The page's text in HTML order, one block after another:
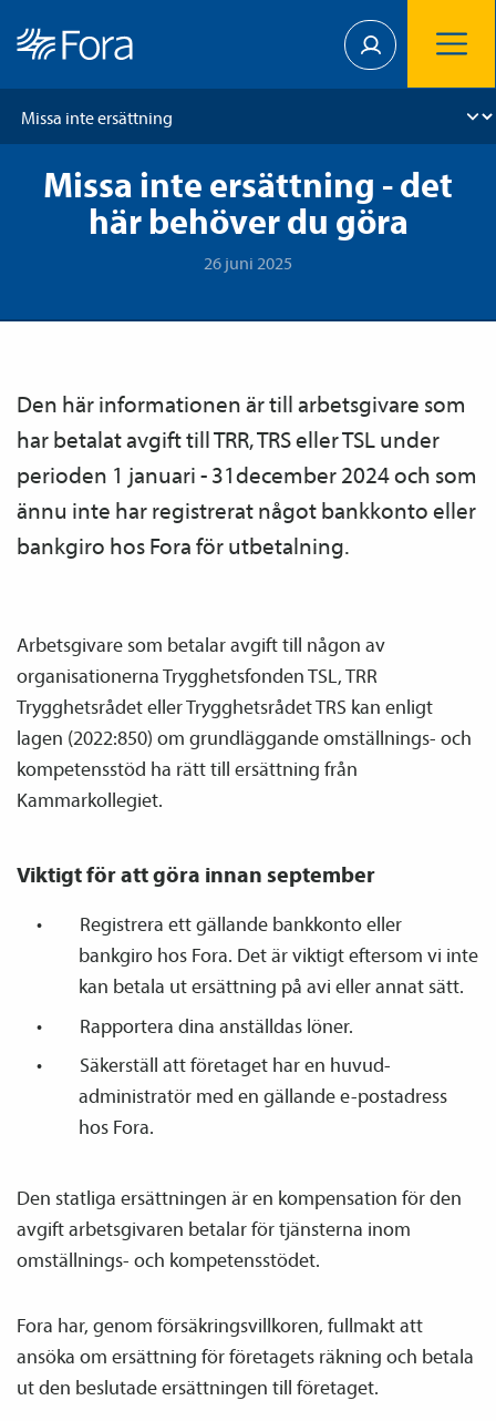
Missa inte ersättning - det
här behöver du göra
26 juni 2025
Den här informationen är till arbetsgivare som
har betalat avgift till TRR, TRS eller TSL under
perioden 1 januari - 31december 2024 och som
ännu inte har registrerat något bankkonto eller
bankgiro hos Fora för utbetalning.
Arbetsgivare som betalar avgift till någon av
organisationerna Trygghetsfonden TSL, TRR
Trygghetsrådet eller Trygghetsrådet TRS kan enligt
lagen (2022:850) om grundläggande omställnings- och
kompetensstöd ha rätt till ersättning från
Kammarkollegiet.
Viktigt för att göra innan september
Registrera ett gällande bankkonto eller
bankgiro hos Fora. Det är viktigt eftersom vi inte
kan betala ut ersättning på avi eller annat sätt.
Rapportera dina anställdas löner.
Säkerställ att företaget har en huvud­­
administratör med en gällande e-postadress
hos Fora.
Den statliga ersättningen är en kompensation för den
avgift arbetsgivaren betalar för tjänsterna inom
omställnings- och kompetensstödet.
Fora har, genom försäkringsvillkoren, fullmakt att
ansöka om ersättning för företagets räkning och betala
ut den beslutade ersättningen till företaget.